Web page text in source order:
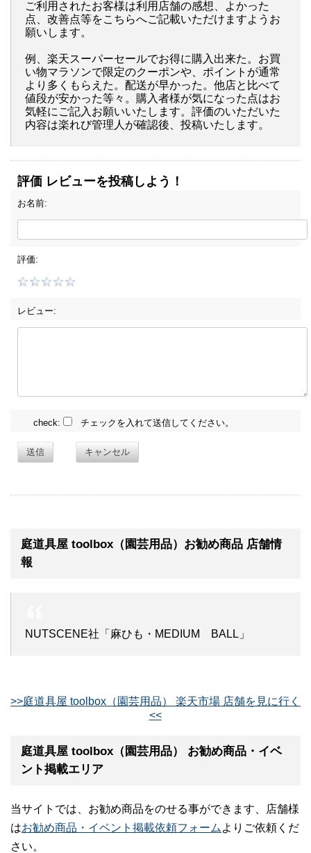
ご利用されたお客様は利用店舗の感想、よかった
点、改善点等をこちらへご記載いただけますようお
願いします。
例、楽天スーパーセールでお得に購入出来た。お買
い物マラソンで限定のクーポンや、ポイントが通常
より多くもらえた。配送が早かった。他店と比べて
値段が安かった等々。購入者様が気になった点はお
気軽にご記入お願いいたします。評価のいただいた
内容は楽れび管理人が確認後、投稿いたします。
評価 レビューを投稿しよう！
お名前:
評価:
レビュー:
check: チェックを入れて送信してください。
送信 キャンセル
庭道具屋 toolbox（園芸用品）お勧め商品 店舗情
報
NUTSCENE社「麻ひも・MEDIUM BALL」
>>庭道具屋 toolbox（園芸用品） 楽天市場 店舗を見に行く
<<
庭道具屋 toolbox（園芸用品） お勧め商品・イベ
ント掲載エリア
当サイトでは、お勧め商品をのせる事ができます、店舗様
はお勧め商品・イベント掲載依頼フォーム よりご依頼くだ
さい。